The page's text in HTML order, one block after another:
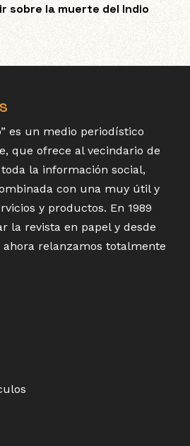
sobre la muerte del Indio
es un medio periodístico
que ofrece al vecindario de
la información social,
con una muy útil y
y productos. En 1989
la revista en papel y desde
relanzamos totalmente